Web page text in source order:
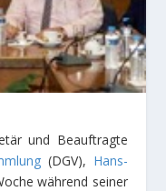
und Beauftragte
(DGV), Hans-
während seiner